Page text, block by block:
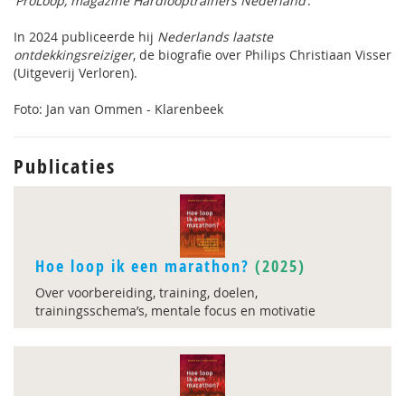
In 2024 publiceerde hij Nederlands laatste
ontdekkingsreiziger, de biografie over Philips Christiaan Visser
(Uitgeverij Verloren).
Foto: Jan van Ommen - Klarenbeek
Publicaties
Hoe loop ik een marathon? (2025)
Over voorbereiding, training, doelen,
trainingsschema’s, mentale focus en motivatie